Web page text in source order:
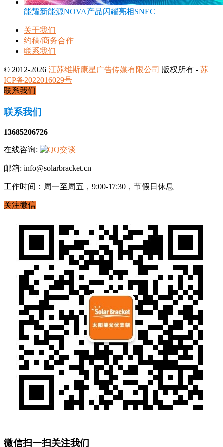
能耀新能源NOVA产品闪耀亮相SNEC
关于我们
约稿/商务合作
联系我们
© 2012-2026 江苏维斯康星广告传媒有限公司 版权所有 - 苏
ICP备2022016029号
联系我们
联系我们
13685206726
在线咨询:
邮箱: info@solarbracket.cn
工作时间：周一至周五，9:00-17:30，节假日休息
关注微信
微信扫一扫关注我们